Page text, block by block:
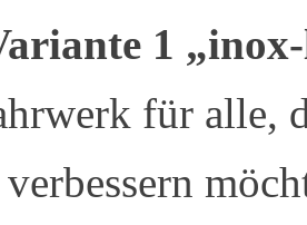
1
für alle,